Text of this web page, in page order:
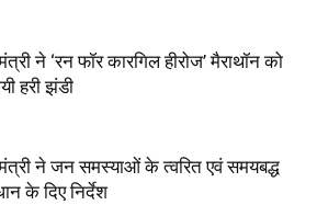
ने ‘रन फॉर कारगिल हीरोज’ मैराथॉन को
हरी झंडी
ने जन समस्याओं के त्वरित एवं समयबद्ध
के दिए निर्देश